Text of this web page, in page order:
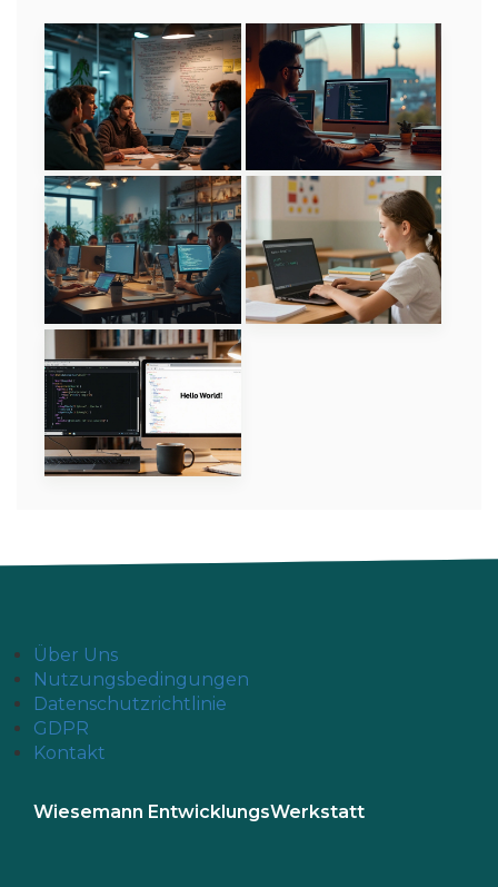
Über Uns
Nutzungsbedingungen
Datenschutzrichtlinie
GDPR
Kontakt
Wiesemann EntwicklungsWerkstatt